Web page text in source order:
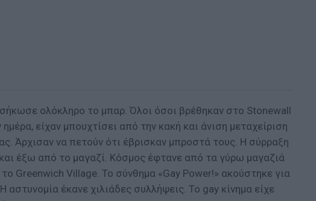
ολόκληρο το μπαρ. Όλοι όσοι βρέθηκαν στο Stonewall
ημέρα, είχαν μπουχτίσει από την κακή και άνιση μεταχείριση
Άρχισαν να πετούν ότι έβρισκαν μπροστά τους. Η σύρραξη
έξω από το μαγαζί. Κόσμος έφτανε από τα γύρω μαγαζιά
Greenwich Village. Το σύνθημα «Gay Power!» ακούστηκε για
έκανε χιλιάδες συλλήψεις. Το gay κίνημα είχε